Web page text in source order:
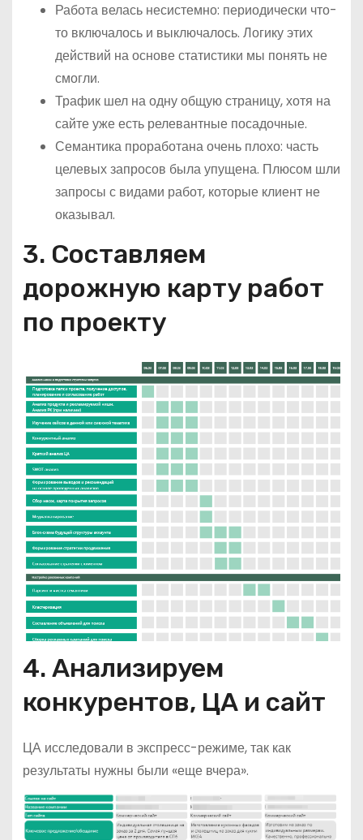
Работа велась несистемно: периодически что-
то включалось и выключалось. Логику этих
действий на основе статистики мы понять не
смогли.
Трафик шел на одну общую страницу, хотя на
сайте уже есть релевантные посадочные.
Семантика проработана очень плохо: часть
целевых запросов была упущена. Плюсом шли
запросы с видами работ, которые клиент не
оказывал.
3. Составляем
дорожную карту работ
по проекту
4. Анализируем
конкурентов, ЦА и сайт
ЦА исследовали в экспресс-режиме, так как
результаты нужны были «еще вчера».